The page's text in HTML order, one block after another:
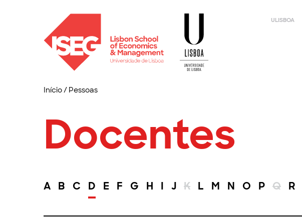
ULISBOA
Início/ Pessoas
Docentes
A B C D E F G H I J K L M N O P Q R